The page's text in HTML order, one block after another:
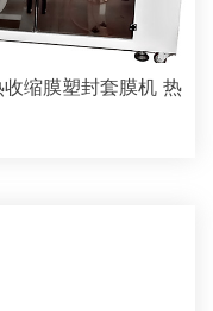
缩膜塑封套膜机 热